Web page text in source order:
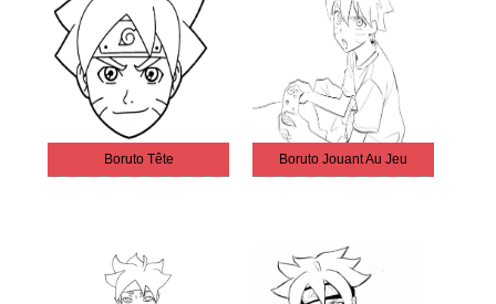
Boruto Tête Boruto Jouant Au Jeu